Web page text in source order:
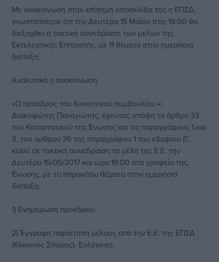
Με ανακοίνωση στην επίσημη ιστοσελίδα της η ΕΠΣΔ,
γνωστοποίησε ότι την Δευτέρα 15 Μαΐου στις 19:00 θα
διεξαχθεί η τακτική συνεδρίαση των μελών της
Εκτελεστικής Επιτροπής, με 11 θέματα στην ημερήσια
διάταξη.
Αναλυτικά η ανακοίνωση:
«Ο πρόεδρος του διοικητικού συμβουλίου κ.
Διακοφώτης Παναγιώτης, έχοντας υπόψη το άρθρο 33
του Καταστατικού της Ένωσης και τις παραγράφους 1 και
3, του άρθρου 36 της παραγράφου 1 του εδαφίου β’,
καλεί σε τακτική συνεδρίαση τα μέλη της Ε.Ε. την
Δευτέρα 15/05/2017 και ώρα 19:00 στα γραφεία της
Ένωσης, με τα παρακάτω θέματα στην ημερήσια
διάταξη:
1) Ενημέρωση προέδρου.
2) Έγγραφη παραίτηση μέλους από την Ε.Ε. της ΕΠΣΔ
(Κόκκινος Σπύρος)- Ενέργειες.